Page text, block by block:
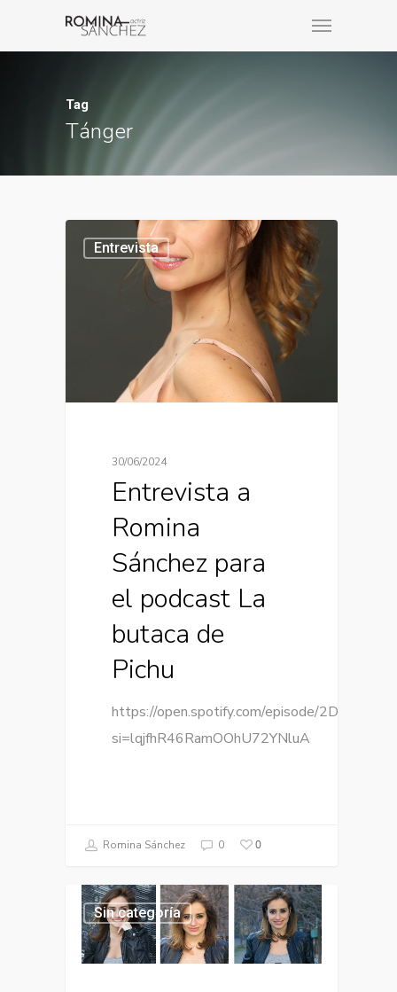
Tag
Tánger
Entrevista
30/06/2024
Entrevista a
Romina
Sánchez para
el podcast La
butaca de
Pichu
https://open.spotify.com/episode/
si=lqjfhR46RamOOhU72YNluA
Romina Sánchez 0 0
Sin categoría